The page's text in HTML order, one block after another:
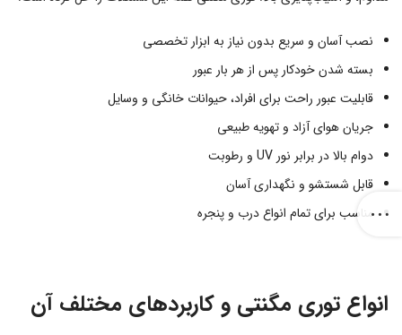
نصب آسان و سریع بدون نیاز به ابزار تخصصی
بسته شدن خودکار پس از هر بار عبور
قابلیت عبور راحت برای افراد، حیوانات خانگی و وسایل
جریان هوای آزاد و تهویه طبیعی
دوام بالا در برابر نور UV و رطوبت
قابل شستشو و نگهداری آسان
مناسب برای تمام انواع درب و پنجره
انواع توری مگنتی و کاربردهای مختلف آن